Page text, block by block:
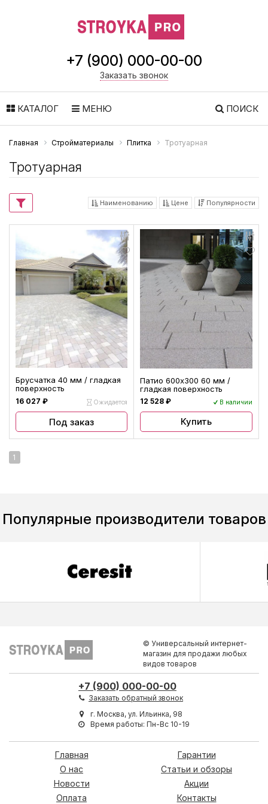
+7 (900) 000-00-00
Заказать звонок
КАТАЛОГ МЕНЮ ПОИСК
Главная Стройматериалы Плитка Тротуарная
Тротуарная
Наименованию Цене Популярности
Брусчатка 40 мм / гладкая
поверхность
16 027 ₽ Ожидается
Под заказ
Патио 600х300 60 мм /
гладкая поверхность
12 528 ₽ В наличии
Купить
1
Популярные производители товаров
© Универсальный интернет-
магазин для продажи любых
видов товаров
+7 (900) 000-00-00
Заказать обратный звонок
г. Москва, ул. Ильинка, 98
Время работы: Пн-Вс 10-19
Главная
О нас
Новости
Оплата
Гарантии
Статьи и обзоры
Акции
Контакты